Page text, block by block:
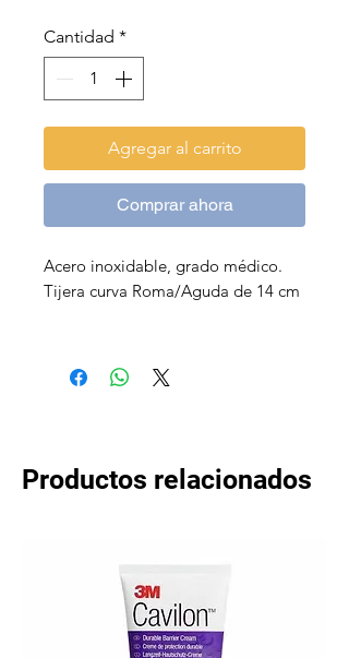
Cantidad *
Agregar al carrito
Comprar ahora
Acero inoxidable, grado médico.
Tijera curva Roma/Aguda de 14 cm
Productos relacionados